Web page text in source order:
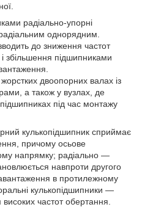
радіально-упорні
однорядним.
до зниження частот
збільшення підшипниками
двоопорних валах із
а також у вузлах, де
під час монтажу
кулькопідшипник сприймає
причому осьове
напрямку; радіально —
навпроти другого
в протилежному
кулькопідшипники —
частот обертання.